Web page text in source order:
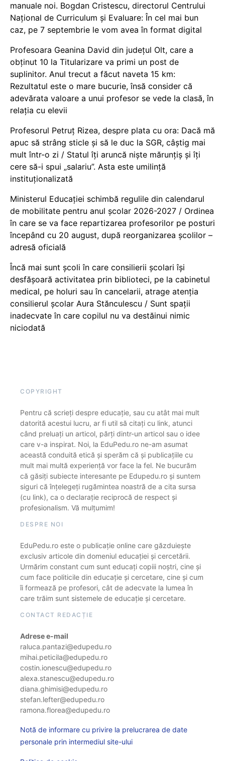
manuale noi. Bogdan Cristescu, directorul Centrului
Național de Curriculum și Evaluare: În cel mai bun
caz, pe 7 septembrie le vom avea în format digital
Profesoara Geanina David din județul Olt, care a
obținut 10 la Titularizare va primi un post de
suplinitor. Anul trecut a făcut naveta 15 km:
Rezultatul este o mare bucurie, însă consider că
adevărata valoare a unui profesor se vede la clasă, în
relația cu elevii
Profesorul Petruț Rizea, despre plata cu ora: Dacă mă
apuc să strâng sticle și să le duc la SGR, câștig mai
mult într-o zi / Statul îți aruncă niște mărunțiș și îți
cere să-i spui „salariu”. Asta este umilință
instituționalizată
Ministerul Educației schimbă regulile din calendarul
de mobilitate pentru anul școlar 2026-2027 / Ordinea
în care se va face repartizarea profesorilor pe posturi
începând cu 20 august, după reorganizarea școlilor –
adresă oficială
Încă mai sunt școli în care consilierii școlari își
desfășoară activitatea prin biblioteci, pe la cabinetul
medical, pe holuri sau în cancelarii, atrage atenția
consilierul școlar Aura Stănculescu / Sunt spații
inadecvate în care copilul nu va destăinui nimic
niciodată
COPYRIGHT
Pentru că scrieți despre educație, sau cu atât mai mult
datorită acestui lucru, ar fi util să citați cu link, atunci
când preluați un articol, părți dintr-un articol sau o idee
care v-a inspirat. Noi, la EduPedu.ro ne-am asumat
această conduită etică și sperăm că și publicațiile cu
mult mai multă experiență vor face la fel. Ne bucurăm
că găsiți subiecte interesante pe Edupedu.ro și suntem
siguri că înțelegeți rugămintea noastră de a cita sursa
(cu link), ca o declarație reciprocă de respect și
profesionalism. Vă mulțumim!
DESPRE NOI
EduPedu.ro este o publicație online care găzduiește
exclusiv articole din domeniul educației și cercetării.
Urmărim constant cum sunt educați copiii noștri, cine și
cum face politicile din educație și cercetare, cine și cum
îi formează pe profesori, cât de adecvate la lumea în
care trăim sunt sistemele de educație și cercetare.
CONTACT REDACȚIE
Adrese e-mail
raluca.pantazi@edupedu.ro
mihai.peticila@edupedu.ro
costin.ionescu@edupedu.ro
alexa.stanescu@edupedu.ro
diana.ghimisi@edupedu.ro
stefan.lefter@edupedu.ro
ramona.florea@edupedu.ro
Notă de informare cu privire la prelucrarea de date
personale prin intermediul site-ului